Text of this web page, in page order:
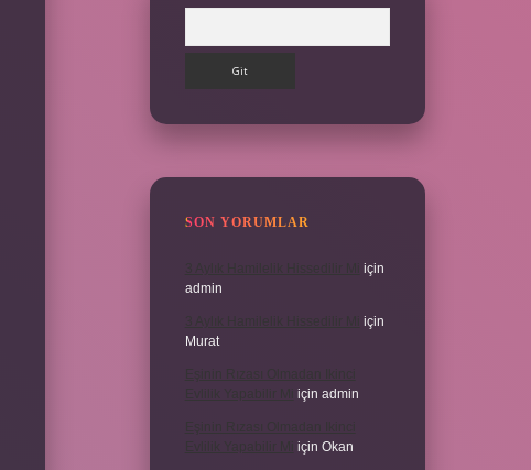
SON YORUMLAR
için
admin
için
Murat
için admin
için Okan